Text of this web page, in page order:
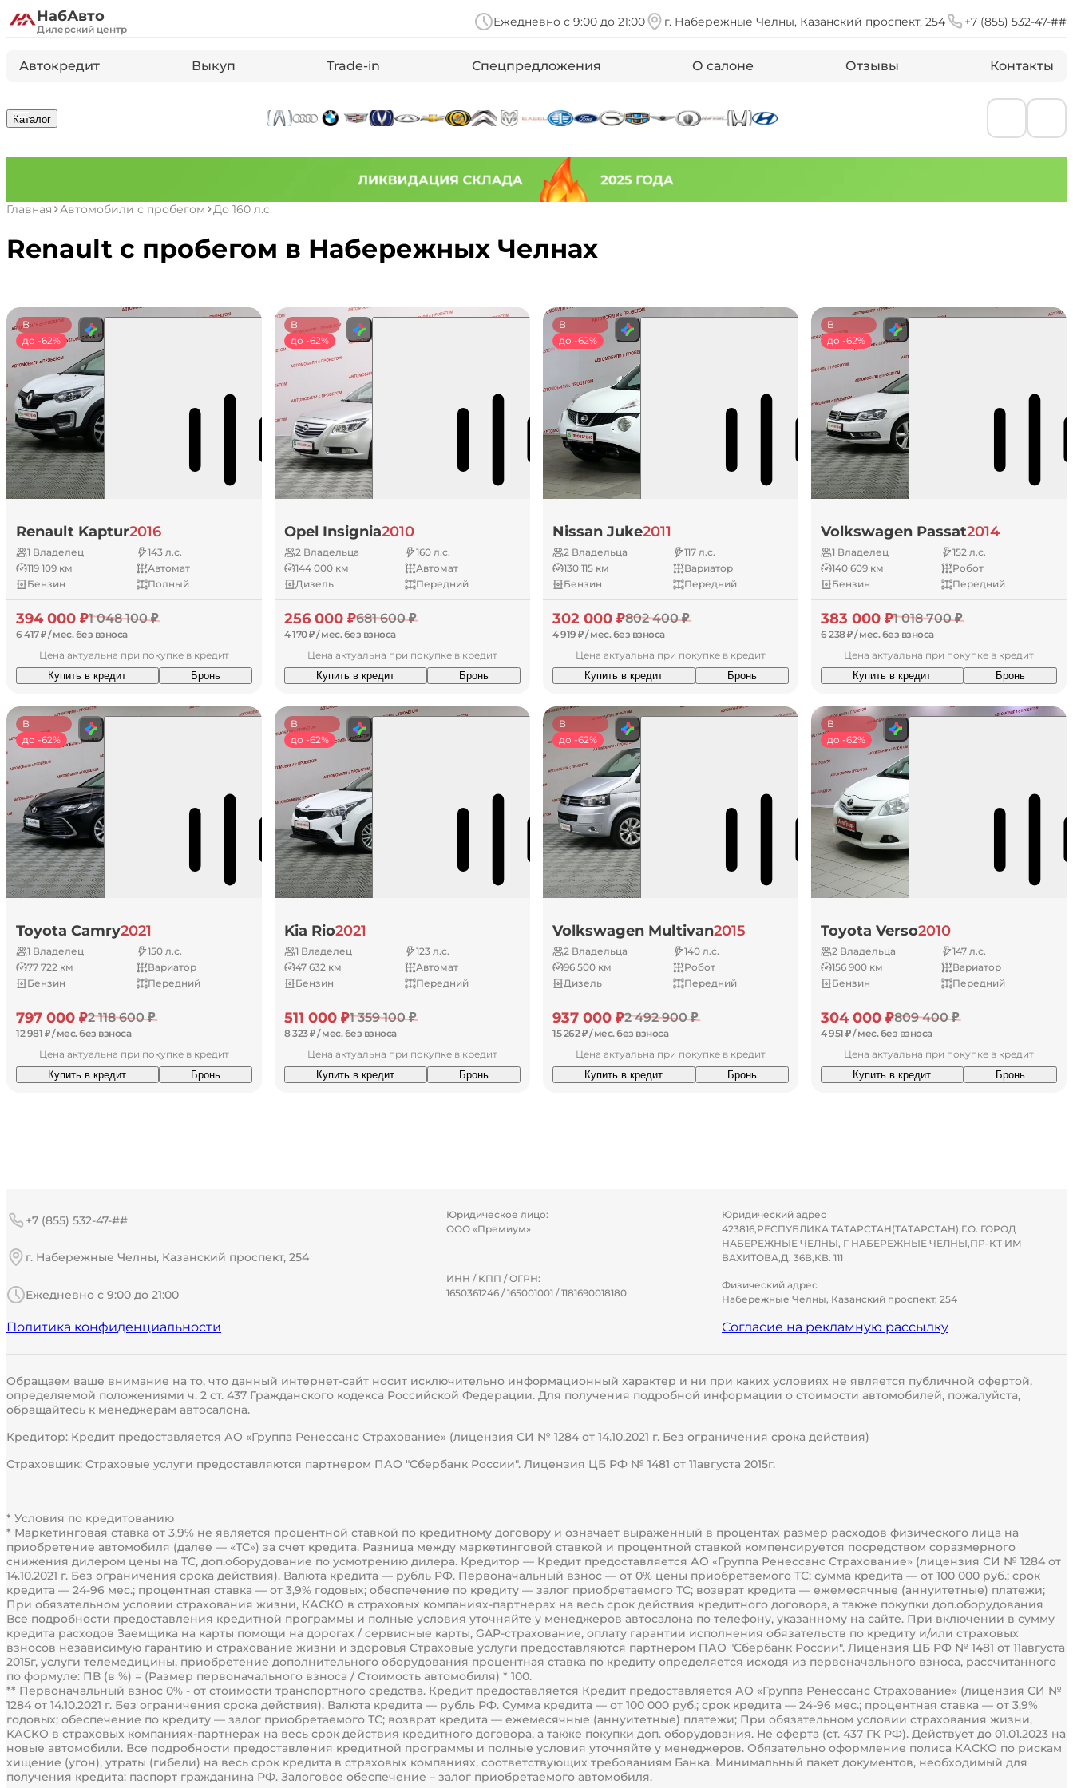
НабАвто
Дилерский центр
Ежедневно с 9:00 до 21:00 г. Набережные Челны, Казанский проспект, 254 +7 (855) 532-47-##
Автокредит Выкуп Trade-in Спецпредложения О салоне Отзывы Контакты
Каталог
Главная Автомобили с пробегом До 160 л.с.
Renault с пробегом в Набережных Челнах
В
наличии
до -62%
Renault Kaptur2016
1 Владелец
143 л.с.
119 109 км
Автомат
Бензин
Полный
394 000 ₽1 048 100 ₽
6 417 ₽ / мес. без взноса
Цена актуальна при покупке в кредит
Купить в кредит
Бронь
В
наличии
до -62%
Opel Insignia2010
2 Владельца
160 л.с.
144 000 км
Автомат
Дизель
Передний
256 000 ₽681 600 ₽
4 170 ₽ / мес. без взноса
Цена актуальна при покупке в кредит
Купить в кредит
Бронь
В
наличии
до -62%
Nissan Juke2011
2 Владельца
117 л.с.
130 115 км
Вариатор
Бензин
Передний
302 000 ₽802 400 ₽
4 919 ₽ / мес. без взноса
Цена актуальна при покупке в кредит
Купить в кредит
Бронь
В
наличии
до -62%
Volkswagen Passat2014
1 Владелец
152 л.с.
140 609 км
Робот
Бензин
Передний
383 000 ₽1 018 700 ₽
6 238 ₽ / мес. без взноса
Цена актуальна при покупке в кредит
Купить в кредит
Бронь
В
наличии
до -62%
Toyota Camry2021
1 Владелец
150 л.с.
77 722 км
Вариатор
Бензин
Передний
797 000 ₽2 118 600 ₽
12 981 ₽ / мес. без взноса
Цена актуальна при покупке в кредит
Купить в кредит
Бронь
В
наличии
до -62%
Kia Rio2021
1 Владелец
123 л.с.
47 632 км
Автомат
Бензин
Передний
511 000 ₽1 359 100 ₽
8 323 ₽ / мес. без взноса
Цена актуальна при покупке в кредит
Купить в кредит
Бронь
В
наличии
до -62%
Volkswagen Multivan2015
2 Владельца
140 л.с.
96 500 км
Робот
Дизель
Передний
937 000 ₽2 492 900 ₽
15 262 ₽ / мес. без взноса
Цена актуальна при покупке в кредит
Купить в кредит
Бронь
В
наличии
до -62%
Toyota Verso2010
2 Владельца
147 л.с.
156 900 км
Вариатор
Бензин
Передний
304 000 ₽809 400 ₽
4 951 ₽ / мес. без взноса
Цена актуальна при покупке в кредит
Купить в кредит
Бронь
+7 (855) 532-47-##
г. Набережные Челны, Казанский проспект, 254
Ежедневно с 9:00 до 21:00
Политика конфиденциальности
Юридическое лицо:
ООО «Премиум»
ИНН / КПП / ОГРН:
1650361246 / 165001001 / 1181690018180
Юридический адрес
423816,РЕСПУБЛИКА ТАТАРСТАН(ТАТАРСТАН),Г.О. ГОРОД
НАБЕРЕЖНЫЕ ЧЕЛНЫ, Г НАБЕРЕЖНЫЕ ЧЕЛНЫ,ПР-КТ ИМ
ВАХИТОВА,Д. 36В,КВ. 111
Физический адрес
Набережные Челны, Казанский проспект, 254
Согласие на рекламную рассылку
Обращаем ваше внимание на то, что данный интернет-сайт носит исключительно информационный характер и ни при каких условиях не является публичной офертой,
определяемой положениями ч. 2 ст. 437 Гражданского кодекса Российской Федерации. Для получения подробной информации о стоимости автомобилей, пожалуйста,
обращайтесь к менеджерам автосалона.
Кредитор: Кредит предоставляется АО «Группа Ренессанс Страхование» (лицензия СИ № 1284 от 14.10.2021 г. Без ограничения срока действия)
Страховщик: Страховые услуги предоставляются партнером ПАО "Сбербанк России". Лицензия ЦБ РФ № 1481 от 11августа 2015г.
* Условия по кредитованию
* Маркетинговая ставка от 3,9% не является процентной ставкой по кредитному договору и означает выраженный в процентах размер расходов физического лица на
приобретение автомобиля (далее — «ТС») за счет кредита. Разница между маркетинговой ставкой и процентной ставкой компенсируется посредством соразмерного
снижения дилером цены на ТС, доп.оборудование по усмотрению дилера. Кредитор — Кредит предоставляется АО «Группа Ренессанс Страхование» (лицензия СИ № 1284 от
14.10.2021 г. Без ограничения срока действия). Валюта кредита — рубль РФ. Первоначальный взнос — от 0% цены приобретаемого ТС; сумма кредита — от 100 000 руб.; срок
кредита — 24-96 мес.; процентная ставка — от 3,9% годовых; обеспечение по кредиту — залог приобретаемого ТС; возврат кредита — ежемесячные (аннуитетные) платежи;
При обязательном условии страхования жизни, КАСКО в страховых компаниях-партнерах на весь срок действия кредитного договора, а также покупки доп.оборудования
Все подробности предоставления кредитной программы и полные условия уточняйте у менеджеров автосалона по телефону, указанному на сайте. При включении в сумму
кредита расходов Заемщика на карты помощи на дорогах / сервисные карты, GAP-страхование, оплату гарантии исполнения обязательств по кредиту и/или страховых
взносов независимую гарантию и страхование жизни и здоровья Страховые услуги предоставляются партнером ПАО "Сбербанк России". Лицензия ЦБ РФ № 1481 от 11августа
2015г, услуги телемедицины, приобретение дополнительного оборудования процентная ставка по кредиту определяется исходя из первоначального взноса, рассчитанного
по формуле: ПВ (в %) = (Размер первоначального взноса / Стоимость автомобиля) * 100.
** Первоначальный взнос 0% - от стоимости транспортного средства. Кредит предоставляется Кредит предоставляется АО «Группа Ренессанс Страхование» (лицензия СИ №
1284 от 14.10.2021 г. Без ограничения срока действия). Валюта кредита — рубль РФ. Сумма кредита — от 100 000 руб.; срок кредита — 24-96 мес.; процентная ставка — от 3,9%
годовых; обеспечение по кредиту — залог приобретаемого ТС; возврат кредита — ежемесячные (аннуитетные) платежи; При обязательном условии страхования жизни,
КАСКО в страховых компаниях-партнерах на весь срок действия кредитного договора, а также покупки доп. оборудования. Не оферта (ст. 437 ГК РФ). Действует до 01.01.2023 на
новые автомобили. Все подробности предоставления кредитной программы и полные условия уточняйте у менеджеров. Обязательно оформление полиса КАСКО по рискам
хищение (угон), утраты (гибели) на весь срок кредита в страховых компаниях, соответствующих требованиям Банка. Минимальный пакет документов, необходимый для
получения кредита: паспорт гражданина РФ. Залоговое обеспечение – залог приобретаемого автомобиля.